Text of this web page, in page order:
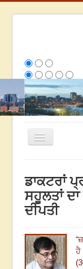
Toggle
ਰਚਨਾਵਾਂ
ਸਰੋਕਾਰ ਦੇ ਲੇਖਕ
We have 233
2804591
ਡਾਕਟਰਾਂ
ਸਹੂਲਤਾਂ
ਦੀਪਤੀ
“
ਹੈ